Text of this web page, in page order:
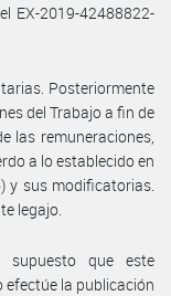
EX-2019-42488822-
Posteriormente
del Trabajo a fin de
las remuneraciones,
a lo establecido en
y sus modificatorias.
legajo.
supuesto que este
efectúe la publicación